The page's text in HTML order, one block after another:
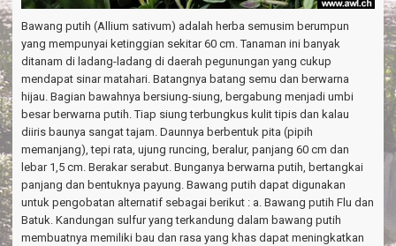
Bawang putih (Allium sativum) adalah herba semusim berumpun
yang mempunyai ketinggian sekitar 60 cm. Tanaman ini banyak
ditanam di ladang-ladang di daerah pegunungan yang cukup
mendapat sinar matahari. Batangnya batang semu dan berwarna
hijau. Bagian bawahnya bersiung-siung, bergabung menjadi umbi
besar berwarna putih. Tiap siung terbungkus kulit tipis dan kalau
diiris baunya sangat tajam. Daunnya berbentuk pita (pipih
memanjang), tepi rata, ujung runcing, beralur, panjang 60 cm dan
lebar 1,5 cm. Berakar serabut. Bunganya berwarna putih, bertangkai
panjang dan bentuknya payung. Bawang putih dapat digunakan
untuk pengobatan alternatif sebagai berikut : a. Bawang putih Flu dan
Batuk. Kandungan sulfur yang terkandung dalam bawang putih
membuatnya memiliki bau dan rasa yang khas dapat meningkatkan